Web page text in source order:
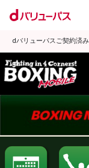
dバリューパスご契約済